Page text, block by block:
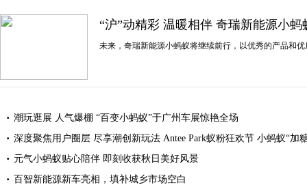
“沪”动精彩 温暖相伴 奇瑞新能源小
未来，奇瑞新能源小蚂蚁将继续前行，以优秀的产品和
潮玩逛展 人气爆棚 “百变小蚂蚁”于广州车展惊艳全场
深度聚焦用户圈层 尽享潮创新玩法 Antee Park蚁粉狂欢节 小蚂蚁“加
元气小蚂蚁贴心陪伴 即刻收获秋日美好风景
百智新能源新车亮相，填补城乡市场空白